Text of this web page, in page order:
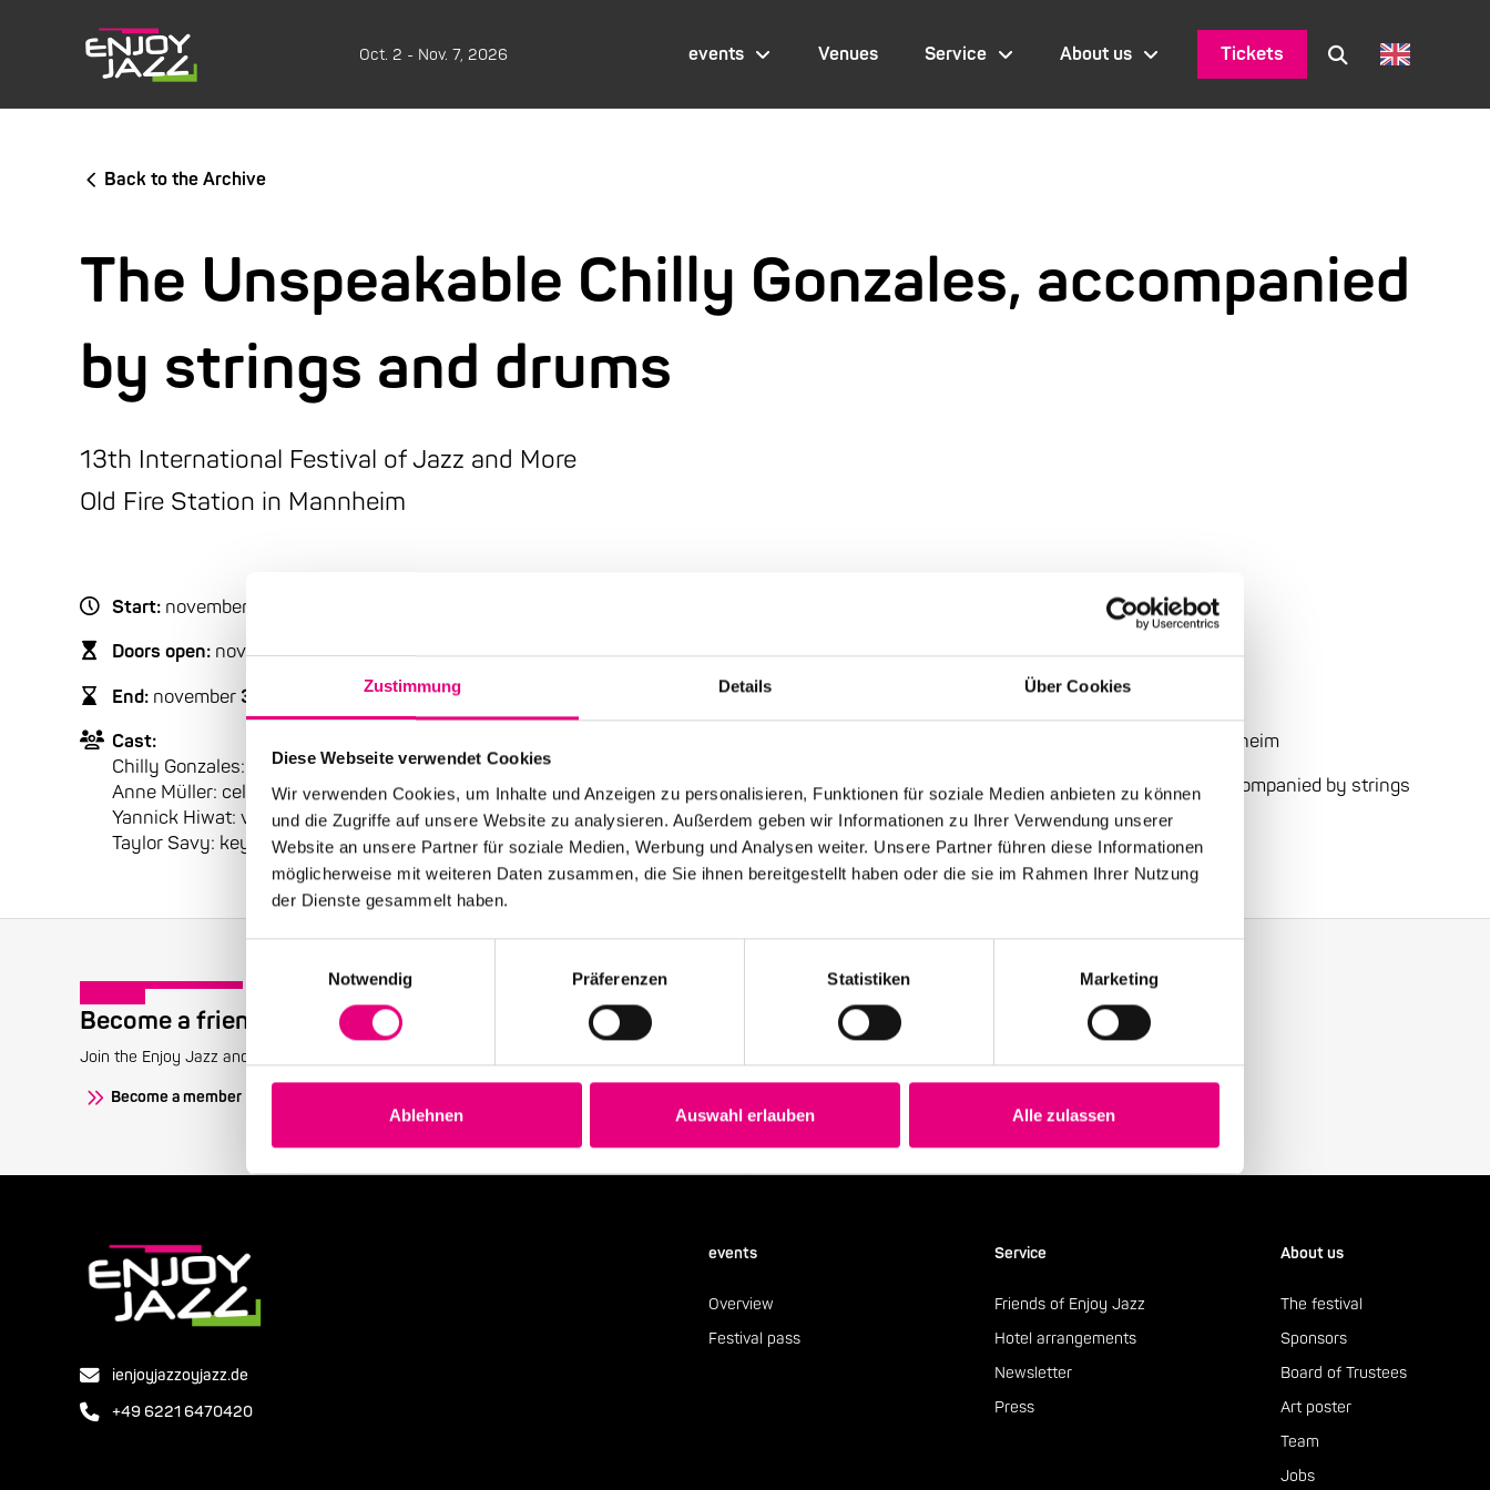
Zustimmung Details Über Cookies
Diese Webseite verwendet Cookies
Wir verwenden Cookies, um Inhalte und Anzeigen zu personalisieren, Funktionen für soziale Medien anbieten zu können
und die Zugriffe auf unsere Website zu analysieren. Außerdem geben wir Informationen zu Ihrer Verwendung unserer
Website an unsere Partner für soziale Medien, Werbung und Analysen weiter. Unsere Partner führen diese Informationen
möglicherweise mit weiteren Daten zusammen, die Sie ihnen bereitgestellt haben oder die sie im Rahmen Ihrer Nutzung
der Dienste gesammelt haben.
Notwendig
Präferenzen Statistiken Marketing
Ablehnen Auswahl erlauben Alle zulassen
Oct. 2 - Nov. 7, 2026 events Venues Service About us Tickets
Back to the Archive
The Unspeakable Chilly Gonzales, accompanied
by strings and drums
13th International Festival of Jazz and More
Old Fire Station in Mannheim
Start: november
Doors open: november3, 2011 – 7:00 p.m.
End: november 3
, 2011 – 10:30 p.m.
Cast:
Chilly Gonzales: piano, vocals
Anne Müller: cello
Yannick Hiwat: violin
Taylor Savy: keyboard
Box office: €33
/ Germany / New Zealand
2, Mannheim
Event Series: TheUnspeakable Chilly Gonzales, accompanied by strings
and drums
Become a friend!
Join the Enjoy Jazz and receive exclusive information about the festival.
Become a member
Stay up to date!
ienjoyjazzoyjazz.de
+49 6221 6470420
events
Overview
Festival pass
Service
Friends of Enjoy Jazz
Hotel arrangements
Newsletter
Press
About us
The festival
Sponsors
Board of Trustees
Art poster
Team
Jobs